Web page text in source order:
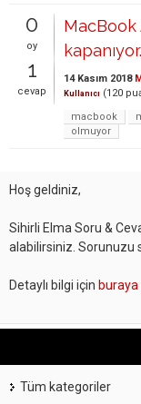
0
oy
1
cevap
MacBook
kapanıyor.
14 Kasım 2018
Kullanıcı (120
macbook
olmuyor
Hoş geldiniz,
Sihirli Elma Soru &
alabilirsiniz. Sorunuzu
Detaylı bilgi için buraya
Tüm kategoriler